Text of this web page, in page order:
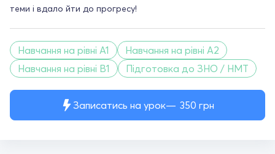
Записатись на урок 350 грн
теми і вдало йти до прогресу!
Навчання на рівні A1
Навчання на рівні A2
Навчання на рівні B1
Підготовка до ЗНО / НМТ